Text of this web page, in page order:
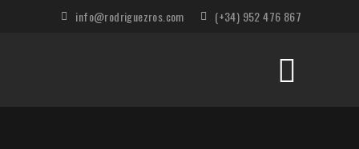
info@rodriguezros.com (+34) 952 476 867